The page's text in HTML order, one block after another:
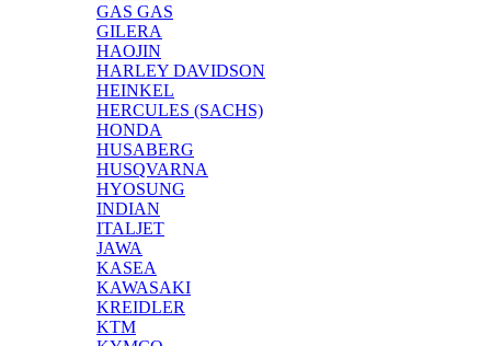
GAS GAS
GILERA
HAOJIN
HARLEY DAVIDSON
HEINKEL
HERCULES (SACHS)
HONDA
HUSABERG
HUSQVARNA
HYOSUNG
INDIAN
ITALJET
JAWA
KASEA
KAWASAKI
KREIDLER
KTM